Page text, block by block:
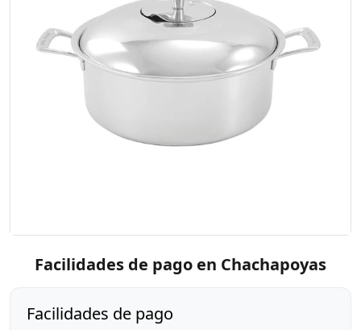
Facilidades de pago en Chachapoyas
Facilidades de pago